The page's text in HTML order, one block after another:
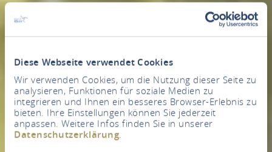
Diese Webseite verwendet Cookies
Wir verwenden Cookies, um die Nutzung dieser Seite zu
analysieren, Funktionen für soziale Medien zu
integrieren und Ihnen ein besseres Browser-Erlebnis zu
bieten. Ihre Einstellungen können Sie jederzeit
anpassen. Weitere Infos finden Sie in unserer
Datenschutzerklärung.